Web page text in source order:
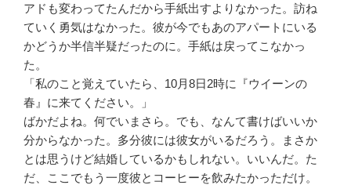
アドも変わってたんだから手紙出すよりなかった。訪ね
ていく勇気はなかった。彼が今でもあのアパートにいる
かどうか半信半疑だったのに。手紙は戻ってこなかっ
た。
「私のこと覚えていたら、10月8日2時に『ウイーンの
春』に来てください。」
ばかだよね。何でいまさら。でも、なんて書けばいいか
分からなかった。多分彼には彼女がいるだろう。まさか
とは思うけど結婚しているかもしれない。いいんだ。た
だ、ここでもう一度彼とコーヒーを飲みたかっただけ。